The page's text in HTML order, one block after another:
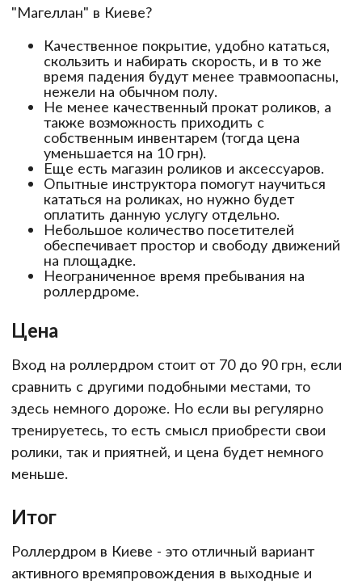
"Магеллан" в Киеве?
Качественное покрытие, удобно кататься,
скользить и набирать скорость, и в то же
время падения будут менее травмоопасны,
нежели на обычном полу.
Не менее качественный прокат роликов, а
также возможность приходить с
собственным инвентарем (тогда цена
уменьшается на 10 грн).
Еще есть магазин роликов и аксессуаров.
Опытные инструктора помогут научиться
кататься на роликах, но нужно будет
оплатить данную услугу отдельно.
Небольшое количество посетителей
обеспечивает простор и свободу движений
на площадке.
Неограниченное время пребывания на
роллердроме.
Цена
Вход на роллердром стоит от 70 до 90 грн, если
сравнить с другими подобными местами, то
здесь немного дороже. Но если вы регулярно
тренируетесь, то есть смысл приобрести свои
ролики, так и приятней, и цена будет немного
меньше.
Итог
Роллердром в Киеве - это отличный вариант
активного времяпровождения в выходные и